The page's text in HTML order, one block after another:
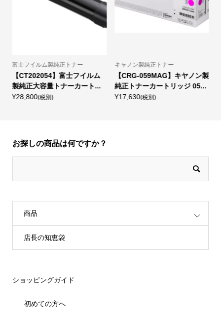
富士フイルム製純正トナー
【CT202054】富士フイルム
製純正大容量トナーカート...
¥28,800(税別)
キャノン製純正トナー
【CRG-059MAG】キヤノン製
純正トナーカートリッジ 05...
¥17,630(税別)
お探しの商品は何ですか？
商品
店長の知恵袋
ショッピングガイド
初めての方へ